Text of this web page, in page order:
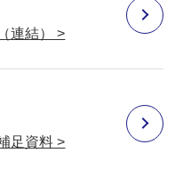
連結） >
足資料 >